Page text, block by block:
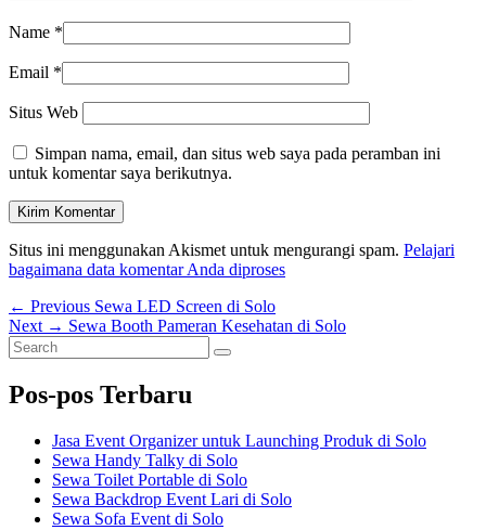
Name *
Email *
Situs Web
Simpan nama, email, dan situs web saya pada peramban ini
untuk komentar saya berikutnya.
Situs ini menggunakan Akismet untuk mengurangi spam. Pelajari
bagaimana data komentar Anda diproses
Navigasi
pos
← Previous Previous
post:
Sewa LED Screen di Solo
Next → Next
Sewa Booth Pameran Kesehatan di Solo
Primary
Sidebar
Widget
Area
Search
for:
Search
Pos-pos Terbaru
Jasa Event Organizer untuk Launching Produk di Solo
Sewa Handy Talky di Solo
Sewa Toilet Portable di Solo
Sewa Backdrop Event Lari di Solo
Sewa Sofa Event di Solo